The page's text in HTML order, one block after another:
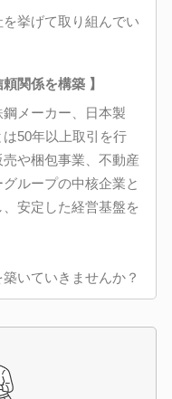
挙げて取り組んでい
関係を構築 】
メーカー、日本製
50年以上取引を行
や梱包事業、不動産
ループの中核企業と
安定した経営基盤を
いていきませんか？